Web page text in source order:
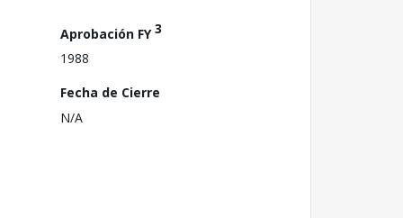
Aprobación FY3
1988
Fecha de Cierre
N/A